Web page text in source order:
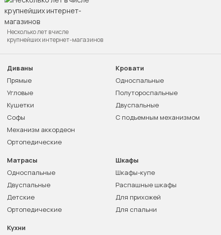
Несколько лет в числе
крупнейших интернет-магазинов
Диваны
Прямые
Угловые
Кушетки
Софы
Механизм аккордеон
Ортопедические
Кровати
Односпальные
Полутороспальные
Двуспальные
С подъемным механизмом
Матрасы
Односпальные
Двуспальные
Детские
Ортопедические
Шкафы
Шкафы-купе
Распашные шкафы
Для прихожей
Для спальни
Кухни